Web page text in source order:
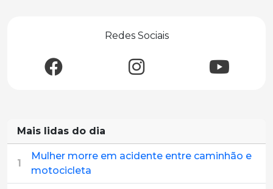
Redes Sociais
Mais lidas do dia
1
Mulher morre em acidente entre caminhão e
motocicleta